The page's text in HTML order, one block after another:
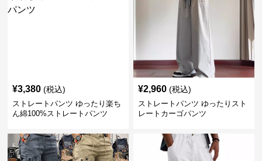
¥3,380 (税込)
ストレートパンツ ゆったり楽ち
ん綿100%ストレートパンツ
¥2,960 (税込)
ストレートパンツ ゆったりスト
レートカーゴパンツ